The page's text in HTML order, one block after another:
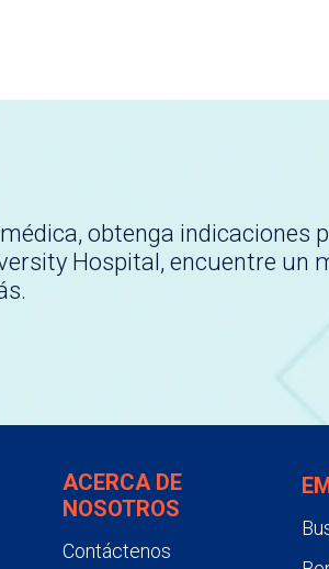
obtenga indicaciones
Hospital, encuentre un
ACERCA DE
NOSOTROS
Contáctenos